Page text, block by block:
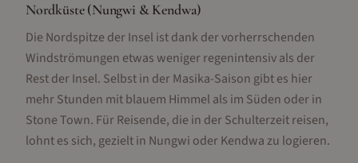
Nordküste (Nungwi & Kendwa)
Die Nordspitze der Insel ist dank der vorherrschenden
Windströmungen etwas weniger regenintensiv als der
Rest der Insel. Selbst in der Masika-Saison gibt es hier
mehr Stunden mit blauem Himmel als im Süden oder in
Stone Town. Für Reisende, die in der Schulterzeit reisen,
lohnt es sich, gezielt in Nungwi oder Kendwa zu logieren.